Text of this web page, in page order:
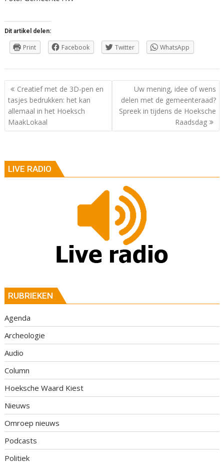
Dit artikel delen:
Print Facebook Twitter WhatsApp
Berichtnavigatie
Creatief met de 3D-pen en
tasjes bedrukken: het kan
allemaal in het Hoeksch
MaakLokaal
Uw mening, idee of wens
delen met de gemeenteraad?
Spreek in tijdens de Hoeksche
Raadsdag
LIVE RADIO
RUBRIEKEN
Agenda
Archeologie
Audio
Column
Hoeksche Waard Kiest
Nieuws
Omroep nieuws
Podcasts
Politiek